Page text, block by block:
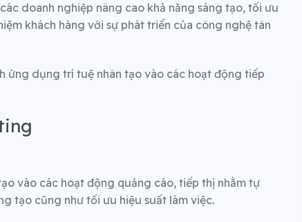
doanh nghiệp nâng cao khả năng sáng tạo, tối ưu
khách hàng với sự phát triển của công nghệ tân
ứng dụng trí tuệ nhân tạo vào các hoạt động tiếp
vào các hoạt động quảng cáo, tiếp thị nhằm tự
tạo cũng như tối ưu hiệu suất làm việc.